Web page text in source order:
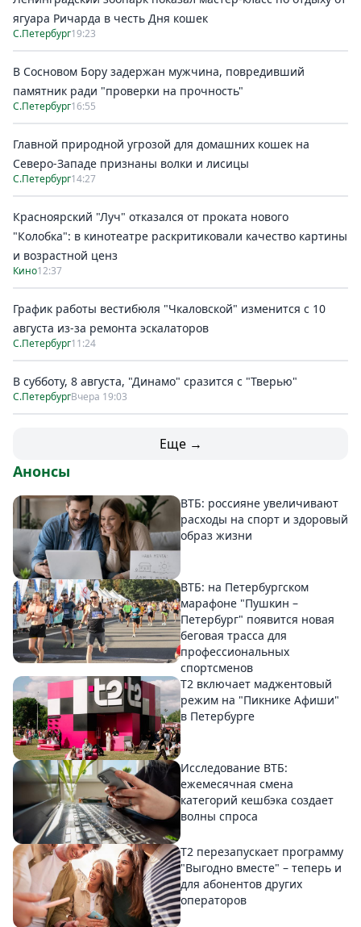
ягуара Ричарда в честь Дня кошек
С.Петербург19:23
В Сосновом Бору задержан мужчина, повредивший
памятник ради "проверки на прочность"
С.Петербург16:55
Главной природной угрозой для домашних кошек на
Северо-Западе признаны волки и лисицы
С.Петербург14:27
Красноярский "Луч" отказался от проката нового
"Колобка": в кинотеатре раскритиковали качество картины
и возрастной ценз
Кино12:37
График работы вестибюля "Чкаловской" изменится с 10
августа из-за ремонта эскалаторов
С.Петербург11:24
В субботу, 8 августа, "Динамо" сразится с "Тверью"
С.ПетербургВчера 19:03
Еще →
Анонсы
ВТБ: россияне увеличивают
расходы на спорт и здоровый
образ жизни
ВТБ: на Петербургском
марафоне "Пушкин –
Петербург" появится новая
беговая трасса для
профессиональных
спортсменов
Т2 включает маджентовый
режим на "Пикнике Афиши"
в Петербурге
Исследование ВТБ:
ежемесячная смена
категорий кешбэка создает
волны спроса
Т2 перезапускает программу
"Выгодно вместе" – теперь и
для абонентов других
операторов